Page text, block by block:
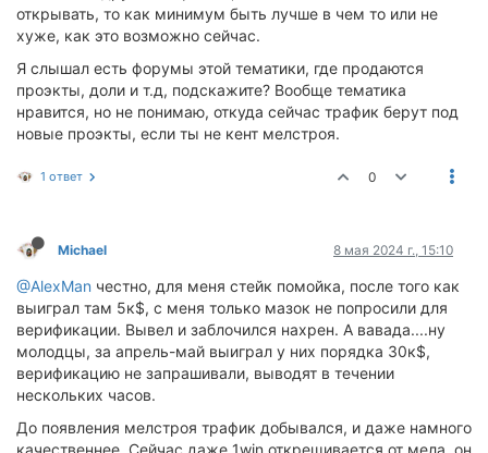
открывать, то как минимум быть лучше в чем то или не
хуже, как это возможно сейчас.
Я слышал есть форумы этой тематики, где продаются
проэкты, доли и т.д, подскажите? Вообще тематика
нравится, но не понимаю, откуда сейчас трафик берут под
новые проэкты, если ты не кент мелстроя.
1 ответ 0
Michael 8 мая 2024 г., 15:10
@AlexMan честно, для меня стейк помойка, после того как
выиграл там 5к$, с меня только мазок не попросили для
верификации. Вывел и заблочился нахрен. А вавада....ну
молодцы, за апрель-май выиграл у них порядка 30к$,
верификацию не запрашивали, выводят в течении
нескольких часов.
До появления мелстроя трафик добывался, и даже намного
качественнее. Сейчас даже 1win открещивается от мела, он